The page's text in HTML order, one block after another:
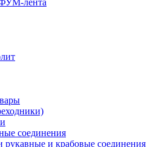
лента
соединения
рукавные и крабовые соединения